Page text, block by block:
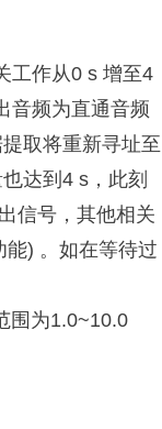
工作从0 s 增至4
音频为直通音频
取将重新寻址至
达到4 s，此刻
信号，其他相关
能) 。如在等待过
围为1.0~10.0